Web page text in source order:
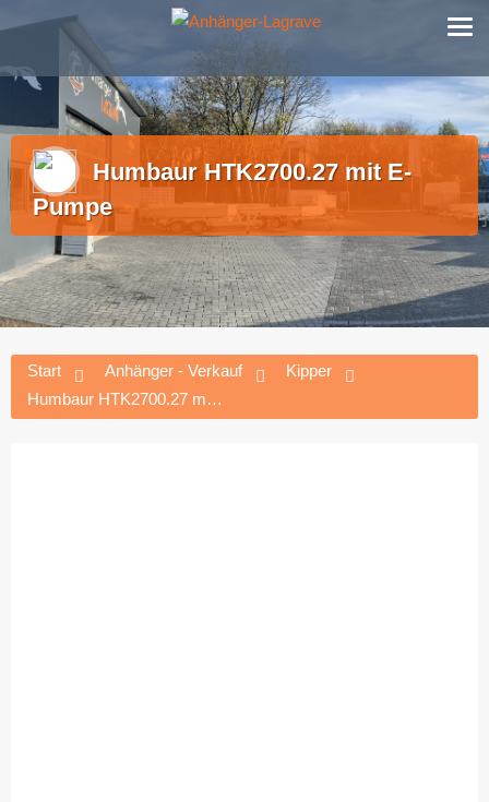
springen
Anhänger – Verkauf und Verleih – Kostengünstig liefern in ganz Deutschland
Humbaur HTK2700.27 mit E-
Pumpe
Start Anhänger - Verkauf
Kipper
Humbaur HTK2700.27 mit E-Pumpe